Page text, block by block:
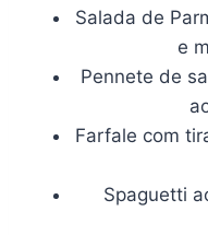
Salada de
e
Pennete de
Farfale com
Spaguetti